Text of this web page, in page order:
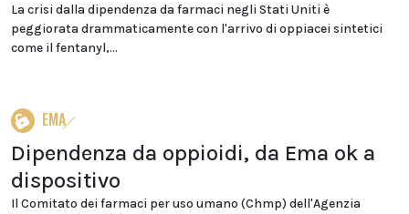
La crisi dalla dipendenza da farmaci negli Stati Uniti è
peggiorata drammaticamente con l'arrivo di oppiacei sintetici
come il fentanyl,...
EMA
Dipendenza da oppioidi, da Ema ok a
dispositivo
Il Comitato dei farmaci per uso umano (Chmp) dell'Agenzia